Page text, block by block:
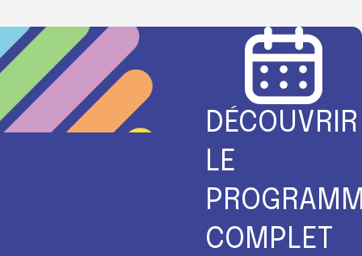
DÉCOUVRIR
LE
COMPLET